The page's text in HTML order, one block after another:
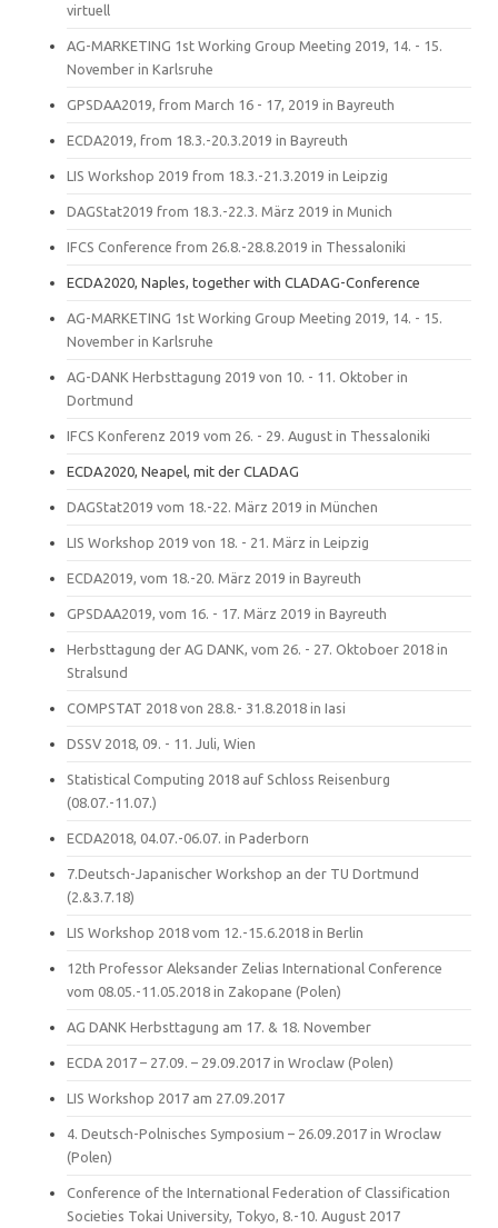
virtuell
AG-MARKETING 1st Working Group Meeting 2019, 14. - 15.
November in Karlsruhe
GPSDAA2019, from March 16 - 17, 2019 in Bayreuth
ECDA2019, from 18.3.-20.3.2019 in Bayreuth
LIS Workshop 2019 from 18.3.-21.3.2019 in Leipzig
DAGStat2019 from 18.3.-22.3. März 2019 in Munich
IFCS Conference from 26.8.-28.8.2019 in Thessaloniki
ECDA2020, Naples, together with CLADAG-Conference
AG-MARKETING 1st Working Group Meeting 2019, 14. - 15.
November in Karlsruhe
AG-DANK Herbsttagung 2019 von 10. - 11. Oktober in
Dortmund
IFCS Konferenz 2019 vom 26. - 29. August in Thessaloniki
ECDA2020, Neapel, mit der CLADAG
DAGStat2019 vom 18.-22. März 2019 in München
LIS Workshop 2019 von 18. - 21. März in Leipzig
ECDA2019, vom 18.-20. März 2019 in Bayreuth
GPSDAA2019, vom 16. - 17. März 2019 in Bayreuth
Herbsttagung der AG DANK, vom 26. - 27. Oktoboer 2018 in
Stralsund
COMPSTAT 2018 von 28.8.- 31.8.2018 in Iasi
DSSV 2018, 09. - 11. Juli, Wien
Statistical Computing 2018 auf Schloss Reisenburg
(08.07.-11.07.)
ECDA2018, 04.07.-06.07. in Paderborn
7.Deutsch-Japanischer Workshop an der TU Dortmund
(2.&3.7.18)
LIS Workshop 2018 vom 12.-15.6.2018 in Berlin
12th Professor Aleksander Zelias International Conference
vom 08.05.-11.05.2018 in Zakopane (Polen)
AG DANK Herbsttagung am 17. & 18. November
ECDA 2017 – 27.09. – 29.09.2017 in Wroclaw (Polen)
LIS Workshop 2017 am 27.09.2017
4. Deutsch-Polnisches Symposium – 26.09.2017 in Wroclaw
(Polen)
Conference of the International Federation of Classification
Societies Tokai University, Tokyo, 8.-10. August 2017